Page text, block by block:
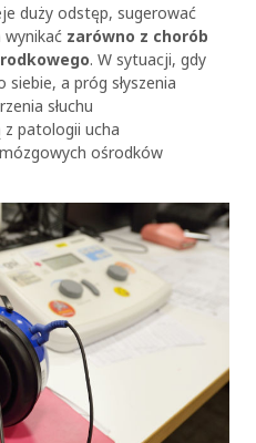
duży odstęp, sugerować
zarówno z chorób
. W sytuacji, gdy
a próg słyszenia
słuchu
patologii ucha
ośrodków